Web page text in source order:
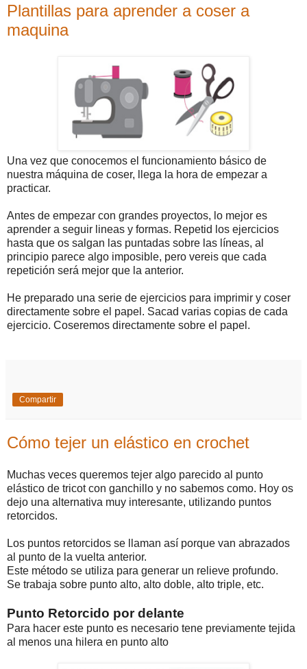
Plantillas para aprender a coser a
maquina
Una vez que conocemos el funcionamiento básico de
nuestra máquina de coser, llega la hora de empezar a
practicar.
Antes de empezar con grandes proyectos, lo mejor es
aprender a seguir lineas y formas. Repetid los ejercicios
hasta que os salgan las puntadas sobre las líneas, al
principio parece algo imposible, pero vereis que cada
repetición será mejor que la anterior.
He preparado una serie de ejercicios para imprimir y coser
directamente sobre el papel. Sacad varias copias de cada
ejercicio. Coseremos directamente sobre el papel.
Compartir
Cómo tejer un elástico en crochet
Muchas veces queremos tejer algo parecido al punto
elástico de tricot con ganchillo y no sabemos como. Hoy os
dejo una alternativa muy interesante, utilizando puntos
retorcidos.
Los puntos retorcidos se llaman así porque van abrazados
al punto de la vuelta anterior.
Este método se utiliza para generar un relieve profundo.
Se trabaja sobre punto alto, alto doble, alto triple, etc.
Punto Retorcido por delante
Para hacer este punto es necesario tene previamente tejida
al menos una hilera en punto alto